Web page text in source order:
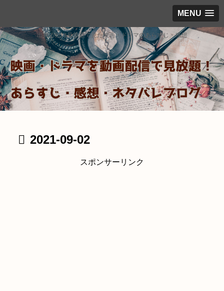
MENU
出来るだけ見放題で見た映画・ドラマのあらすじ・感想
2021-09-02
スポンサーリンク